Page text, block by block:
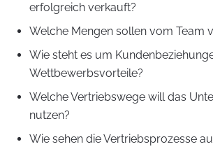
erfolgreich verkauft?
Welche Mengen sollen vom Team
Wie steht es um
Wettbewerbsvorteile?
Welche Vertriebswege will das
nutzen?
Wie sehen die Vertriebsprozesse